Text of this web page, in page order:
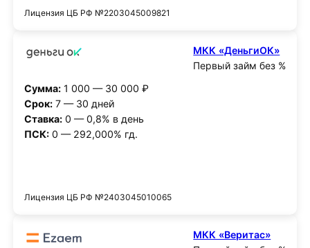
Лицензия ЦБ РФ №2203045009821
МКК «ДеньгиОК»
Первый займ без %
Сумма:1 000 — 30 000 ₽
Срок:7 — 30 дней
Ставка:0 — 0,8% в день
ПСК:0 — 292,000% гд.
Лицензия ЦБ РФ №2403045010065
МКК «Веритас»